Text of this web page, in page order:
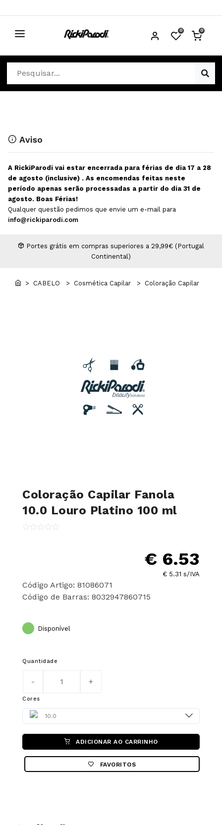
0 0
CABELO
Cosmética Capilar
Equipamentos Elétricos
Escovas e Pente
Extensões
MAN WORLD - Espaço Homem
Professional Wear
Depilação
Descartáveis Estética
Diversos Estética
Equipamentos Depilação
Maquilhagem Profissional
Aviso
A RickiParodi vai estar encerrada para férias de dia 17 a 28
de agosto (inclusive) . As encomendas feitas neste
período apenas serão processadas a partir do dia 31 de
agosto. Boas Férias!
Qualquer questão pedimos que envie um e-mail para
info@rickiparodi.com
Portes grátis em compras superiores a 29,99€ (Portugal
Continental)
> CABELO > Cosmética Capilar > Coloração Capilar
Coloração Capilar Fanola
10.0 Louro Platino 100 ml
€ 6.53
€ 5.31 s/IVA
Código Artigo: 81086071
Código de Barras: 8032947860715
Disponível
Quantidade
Cores
Color 10.0
ADICIONAR AO CARRINHO
FAVORITOS